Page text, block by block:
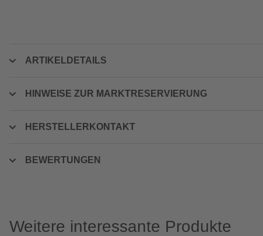
ARTIKELDETAILS
HINWEISE ZUR MARKTRESERVIERUNG
HERSTELLERKONTAKT
BEWERTUNGEN
Weitere interessante Produkte